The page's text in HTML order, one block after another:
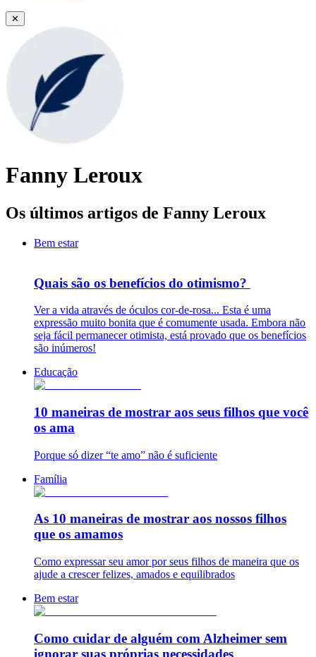
✕
Fanny Leroux
Os últimos artigos de Fanny Leroux
Bem estar
Quais são os benefícios do otimismo?
Ver a vida através de óculos cor-de-rosa... Esta é uma
expressão muito bonita que é comumente usada. Embora não
seja fácil permanecer otimista, está provado que os benefícios
são inúmeros!
Educação
10 maneiras de mostrar aos seus filhos que você
os ama
Porque só dizer “te amo” não é suficiente
Família
As 10 maneiras de mostrar aos nossos filhos
que os amamos
Como expressar seu amor por seus filhos de maneira que os
ajude a crescer felizes, amados e equilibrados
Bem estar
Como cuidar de alguém com Alzheimer sem
ignorar suas próprias necessidades